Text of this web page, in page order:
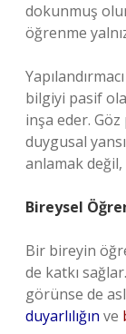
dokunmuş
öğrenme
bilgiyi pasif
inşa eder.
duygusal
anlamak
Bireysel
Bir bireyin
de katkı
görünse de
duyarlılığın ve